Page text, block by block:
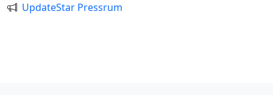
UpdateStar Pressrum